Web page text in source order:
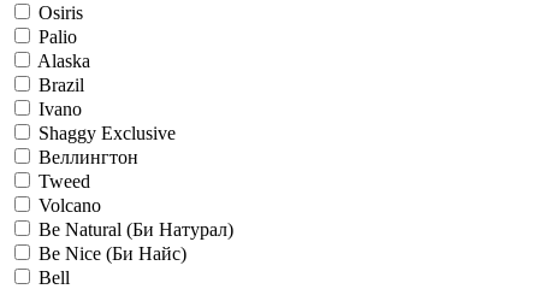
Osiris
Palio
Alaska
Brazil
Ivano
Shaggy Exclusive
Веллингтон
Tweed
Volcano
Be Natural (Би Натурал)
Be Nice (Би Найс)
Bell